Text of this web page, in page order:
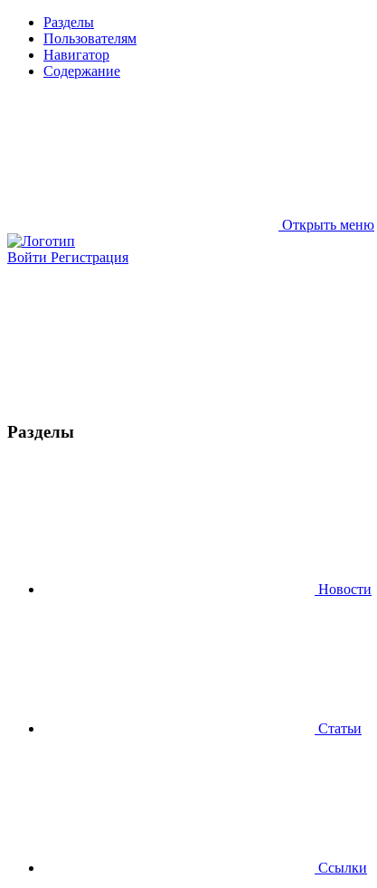
Разделы
Пользователям
Навигатор
Содержание
Открыть меню
Войти Регистрация
Разделы
Новости
Статьи
Ссылки